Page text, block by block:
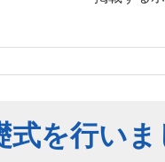
式を行い